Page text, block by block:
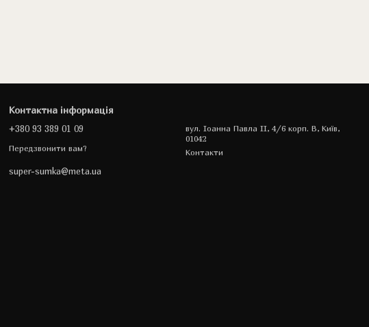
Контактна інформація
+380 93 389 01 09
Передзвонити вам?
super-sumka@meta.ua
вул. Іоанна Павла II, 4/6 корп. В, Київ,
01042
Контакти